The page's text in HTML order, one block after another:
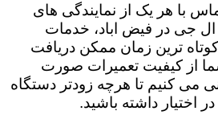
با هر یک از نمایندگی های
ال جی در فیض اباد، خدمات
ترین زمان ممکن دریافت
از کیفیت تعمیرات صورت
می کنیم تا هرچه زودتر دستگاه
اختیار داشته باشید.